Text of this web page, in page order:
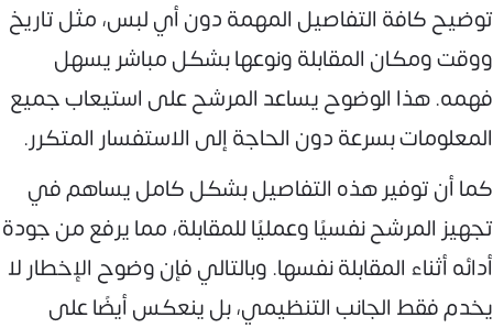
توضيح كافة التفاصيل المهمة دون أي لبس، مثل تاريخ
ووقت ومكان المقابلة ونوعها بشكل مباشر يسهل
فهمه. هذا الوضوح يساعد المرشح على استيعاب جميع
المعلومات بسرعة دون الحاجة إلى الاستفسار المتكرر.
كما أن توفير هذه التفاصيل بشكل كامل يساهم في
تجهيز المرشح نفسيًا وعمليًا للمقابلة، مما يرفع من جودة
أدائه أثناء المقابلة نفسها. وبالتالي فإن وضوح الإخطار لا
يخدم فقط الجانب التنظيمي، بل ينعكس أيضًا على